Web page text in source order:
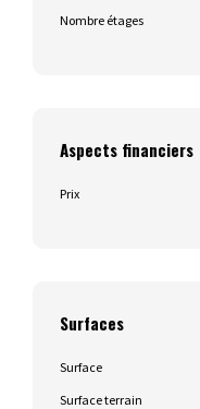
Nombre étages
Aspects financiers
Prix
Surfaces
Surface
Surface terrain